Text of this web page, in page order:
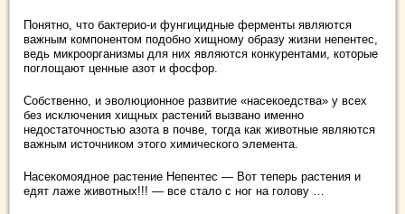
Понятно, что бактерио-и фунгицидные ферменты являются
важным компонентом подобно хищному образу жизни непентес,
ведь микроорганизмы для них являются конкурентами, которые
поглощают ценные азот и фосфор.
Собственно, и эволюционное развитие «насекоедства» у всех
без исключения хищных растений вызвано именно
недостаточностью азота в почве, тогда как животные являются
важным источником этого химического элемента.
Насекомоядное растение Непентес — Вот теперь растения и
едят лаже животных!!! — все стало с ног на голову …